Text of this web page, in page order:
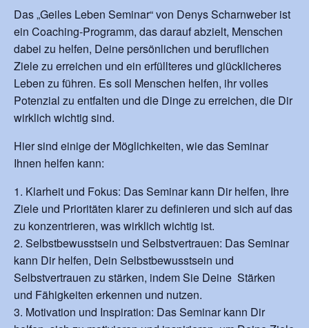
Das „Geiles Leben Seminar“ von Denys Scharnweber ist
ein Coaching-Programm, das darauf abzielt, Menschen
dabei zu helfen, Deine persönlichen und beruflichen
Ziele zu erreichen und ein erfüllteres und glücklicheres
Leben zu führen. Es soll Menschen helfen, ihr volles
Potenzial zu entfalten und die Dinge zu erreichen, die Dir
wirklich wichtig sind.
Hier sind einige der Möglichkeiten, wie das Seminar
Ihnen helfen kann:
Klarheit und Fokus: Das Seminar kann Dir helfen, Ihre
Ziele und Prioritäten klarer zu definieren und sich auf das
zu konzentrieren, was wirklich wichtig ist.
Selbstbewusstsein und Selbstvertrauen: Das Seminar
kann Dir helfen, Dein Selbstbewusstsein und
Selbstvertrauen zu stärken, indem Sie Deine Stärken
und Fähigkeiten erkennen und nutzen.
Motivation und Inspiration: Das Seminar kann Dir